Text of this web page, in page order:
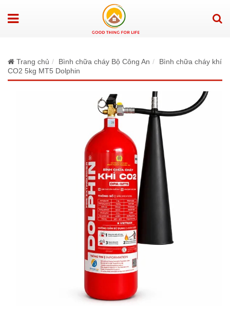
Trang chủ Bình chữa cháy Bộ Công An
Bình chữa cháy khí
CO2 5kg MT5 Dolphin